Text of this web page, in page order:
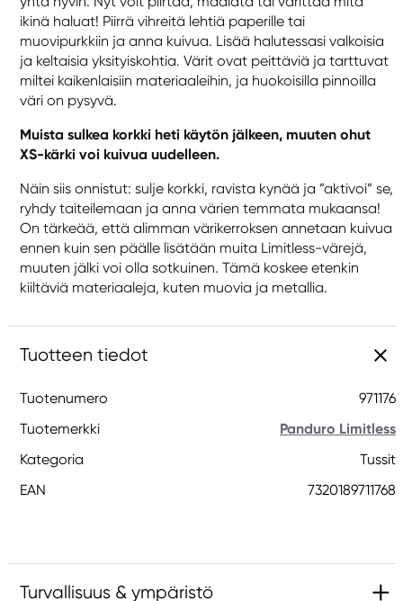
ikinä haluat! Piirrä vihreitä lehtiä paperille tai
muovipurkkiin ja anna kuivua. Lisää halutessasi valkoisia
ja keltaisia yksityiskohtia. Värit ovat peittäviä ja tarttuvat
miltei kaikenlaisiin materiaaleihin, ja huokoisilla pinnoilla
väri on pysyvä.
Muista sulkea korkki heti käytön jälkeen, muuten ohut
XS-kärki voi kuivua uudelleen.
Näin siis onnistut: sulje korkki, ravista kynää ja ”aktivoi” se,
ryhdy taiteilemaan ja anna värien temmata mukaansa!
On tärkeää, että alimman värikerroksen annetaan kuivua
ennen kuin sen päälle lisätään muita Limitless-värejä,
muuten jälki voi olla sotkuinen. Tämä koskee etenkin
kiiltäviä materiaaleja, kuten muovia ja metallia.
Tuotteen tiedot
Tuotenumero
971176
Tuotemerkki
Panduro Limitless
Kategoria
Tussit
EAN
7320189711768
Turvallisuus & ympäristö